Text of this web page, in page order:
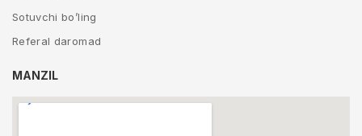
Sotuvchi bo’ling
Referal daromad
MANZIL